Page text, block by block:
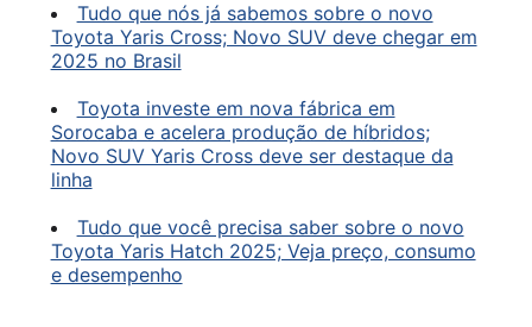
Tudo que nós já sabemos sobre o novo
Toyota Yaris Cross; Novo SUV deve chegar em
2025 no Brasil
Toyota investe em nova fábrica em
Sorocaba e acelera produção de híbridos;
Novo SUV Yaris Cross deve ser destaque da
linha
Tudo que você precisa saber sobre o novo
Toyota Yaris Hatch 2025; Veja preço, consumo
e desempenho